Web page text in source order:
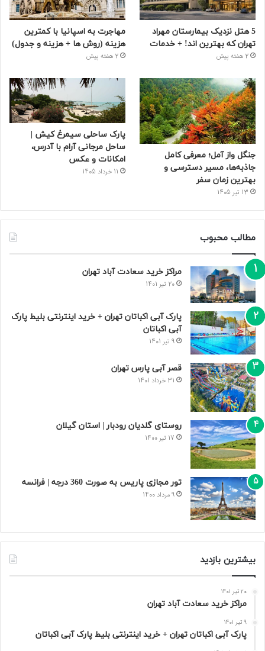
5 هتل نزدیک بیمارستان مهراد
تهران که بهترین‌ اند! + خدمات
2 هفته پیش
مهاجرت به اسپانیا با کمترین
هزینه (روش ها + هزینه و جدول)
2 هفته پیش
جنگل واز آمل؛ معرفی کامل
جاذبه‌ها، مسیر دسترسی و
بهترین زمان سفر
13 تیر 1405
پارک ساحلی سیمرغ کیش |
ساحل مرجانی آرام با آدرس،
امکانات و عکس
11 خرداد 1405
مطالب محبوب
مراکز خرید سعادت‌ آباد تهران
20 تیر 1401
پارک آبی اکباتان تهران + خرید اینترنتی بلیط پارک
آبی اکباتان
9 تیر 1401
قصر آبی پارس تهران
31 خرداد 1401
روستای گلدیان رودبار | استان گیلان
17 تیر 1400
تور مجازی پاریس به صورت 360 درجه | فرانسه
9 مرداد 1400
بیشترین بازدید
20 تیر 1401
مراکز خرید سعادت‌ آباد تهران
9 تیر 1401
پارک آبی اکباتان تهران + خرید اینترنتی بلیط پارک آبی اکباتان